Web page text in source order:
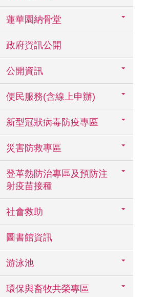
蓮華園納骨堂
政府資訊公開
公開資訊
便民服務(含線上申辦)
新型冠狀病毒防疫專區
災害防救專區
登革熱防治專區及預防注
射疫苗接種
社會救助
圖書館資訊
游泳池
環保與畜牧共榮專區